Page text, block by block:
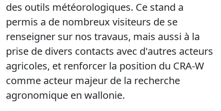
des outils météorologiques. Ce stand a
permis a de nombreux visiteurs de se
renseigner sur nos travaus, mais aussi à la
prise de divers contacts avec d'autres acteurs
agricoles, et renforcer la position du CRA-W
comme acteur majeur de la recherche
agronomique en wallonie.